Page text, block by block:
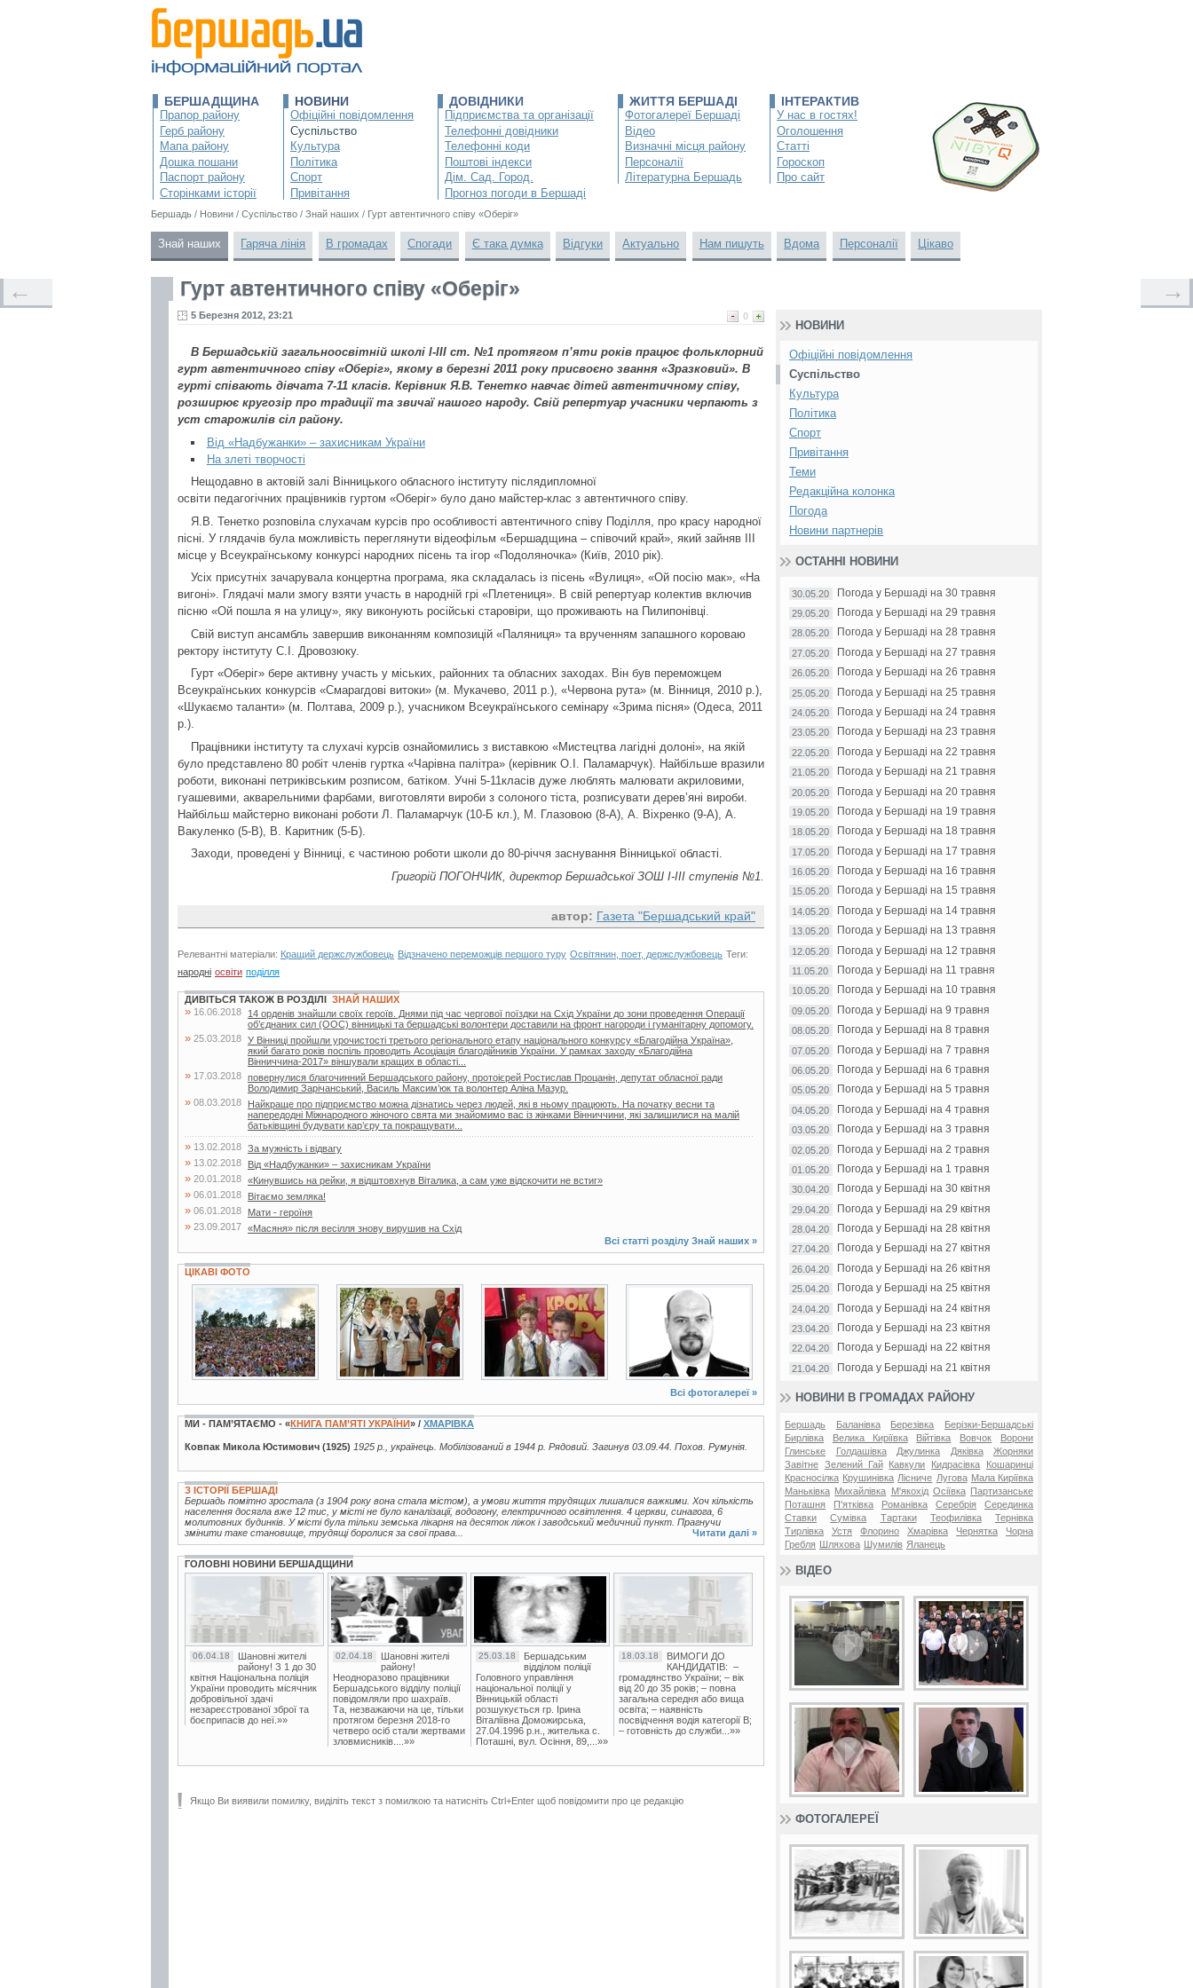
БЕРШАДЩИНА
Прапор району
Герб району
Мапа району
Дошка пошани
Паспорт району
Сторінками історії
НОВИНИ
Офіційні повідомлення
Суспільство
Культура
Політика
Спорт
Привітання
ДОВІДНИКИ
Підприємства та організації
Телефонні довідники
Телефонні коди
Поштові індекси
Дім. Сад. Город.
Прогноз погоди в Бершаді
ЖИТТЯ БЕРШАДІ
Фотогалереї Бершаді
Відео
Визначні місця району
Персоналії
Літературна Бершадь
ІНТЕРАКТИВ
У нас в гостях!
Оголошення
Статті
Гороскоп
Про сайт
Бершадь / Новини / Суспільство / Знай наших / Гурт автентичного співу «Оберіг»
Знай наших Гаряча лінія В громадах Спогади Є така думка Відгуки Актуально Нам пишуть Вдома Персоналії Цікаво
Гурт автентичного співу «Оберіг»
0
5 Березня 2012, 23:21
В Бершадській загальноосвітній школі І-ІІІ ст. №1 протягом п’яти років працює фольклорний
гурт автентичного співу «Оберіг», якому в березні 2011 року присвоєно звання «Зразковий». В
гурті співають дівчата 7-11 класів. Керівник Я.В. Тенетко навчає дітей автентичному співу,
розширює кругозір про традиції та звичаї нашого народу. Свій репертуар учасники черпають з
уст старожилів сіл району.
Від «Надбужанки» – захисникам України
На злеті творчості
Нещодавно в актовій залі Вінницького обласного інституту післядипломної
освіти педагогічних працівників гуртом «Оберіг» було дано майстер-клас з автентичного співу.
Я.В. Тенетко розповіла слухачам курсів про особливості автентичного співу Поділля, про красу народної
пісні. У глядачів була можливість переглянути відеофільм «Бершадщина – співочий край», який зайняв ІІІ
місце у Всеукраїнському конкурсі народних пісень та ігор «Подоляночка» (Київ, 2010 рік).
Усіх присутніх зачарувала концертна програма, яка складалась із пісень «Вулиця», «Ой посію мак», «На
вигоні». Глядачі мали змогу взяти участь в народній грі «Плетениця». В свій репертуар колектив включив
пісню «Ой пошла я на улицу», яку виконують російські старовіри, що проживають на Пилипонівці.
Свій виступ ансамбль завершив виконанням композицій «Паляниця» та врученням запашного короваю
ректору інституту С.І. Дровозюку.
Гурт «Оберіг» бере активну участь у міських, районних та обласних заходах. Він був переможцем
Всеукраїнських конкурсів «Смарагдові витоки» (м. Мукачево, 2011 р.), «Червона рута» (м. Вінниця, 2010 р.),
«Шукаємо таланти» (м. Полтава, 2009 р.), учасником Всеукраїнського семінару «Зрима пісня» (Одеса, 2011
р.).
Працівники інституту та слухачі курсів ознайомились з виставкою «Мистецтва лагідні долоні», на якій
було представлено 80 робіт членів гуртка «Чарівна палітра» (керівник О.І. Паламарчук). Найбільше вразили
роботи, виконані петриківським розписом, батіком. Учні 5-11класів дуже люблять малювати акриловими,
гуашевими, акварельними фарбами, виготовляти вироби з солоного тіста, розписувати дерев’яні вироби.
Найбільш майстерно виконані роботи Л. Паламарчук (10-Б кл.), М. Глазовою (8-А), А. Віхренко (9-А), А.
Вакуленко (5-В), В. Каритник (5-Б).
Заходи, проведені у Вінниці, є частиною роботи школи до 80-річчя заснування Вінницької області.
Григорій ПОГОНЧИК, директор Бершадської ЗОШ І-ІІІ ступенів №1.
автор: Газета "Бершадський край"
Релевантні матеріали: Кращий держслужбовець Відзначено переможців першого туру Освітянин, поет, держслужбовець Теги:
народні освіти поділля
← →
ДИВІТЬСЯ ТАКОЖ В РОЗДІЛІ ЗНАЙ НАШИХ
» 16.06.2018
14 орденів знайшли своїх героїв. Днями під час чергової поїздки на Схід України до зони проведення Операції
об’єднаних сил (ООС) вінницькі та бершадські волонтери доставили на фронт нагороди і гуманітарну допомогу.
» 25.03.2018 У Вінниці пройшли урочистості третього регіонального етапу національного конкурсу «Благодійна Україна»,
який багато років поспіль проводить Асоціація благодійників України. У рамках заходу «Благодійна
Вінниччина-2017» віншували кращих в області...
» 17.03.2018 повернулися благочинний Бершадського району, протоієрей Ростислав Процанін, депутат обласної ради
Володимир Зарічанський, Василь Максим’юк та волонтер Аліна Мазур.
» 08.03.2018
Найкраще про підприємство можна дізнатись через людей, які в ньому працюють. На початку весни та
напередодні Міжнародного жіночого свята ми знайомимо вас із жінками Вінниччини, які залишилися на малій
батьківщині будувати кар’єру та покращувати...
» 13.02.2018 За мужність і відвагу
» 13.02.2018 Від «Надбужанки» – захисникам України
» 20.01.2018 «Кинувшись на рейки, я відштовхнув Віталика, а сам уже відскочити не встиг»
» 06.01.2018 Вітаємо земляка!
» 06.01.2018 Мати - героїня
» 23.09.2017 «Масяня» після весілля знову вирушив на Схід
Всі статті розділу Знай наших »
ЦІКАВІ ФОТО
28 фото 7 фото 10 фото 2 фото
Всі фотогалереї »
МИ - ПАМ’ЯТАЄМО - «КНИГА ПАМ’ЯТІ УКРАЇНИ» / ХМАРІВКА
Ковпак Микола Юстимович (1925) 1925 р., українець. Мобілізований в 1944 р. Рядовий. Загинув 03.09.44. Похов. Румунія.
З ІСТОРІЇ БЕРШАДІ
Бершадь помітно зростала (з 1904 року вона стала містом), а умови життя трудящих лишалися важкими. Хоч кількість
населення досягла вже 12 тис, у місті не було каналізації, водогону, електричного освітлення. 4 церкви, синагога, 6
молитовних будинків. У місті була тільки земська лікарня на десяток ліжок і заводський медичний пункт. Прагнучи
змінити таке становище, трудящі боролися за свої права...
Читати далі »
ГОЛОВНІ НОВИНИ БЕРШАДЩИНИ
06.04.18
Шановні жителі
району! З 1 до 30
квітня Національна поліція
України проводить місячник
добровільної здачі
незареєстрованої зброї та
боєприпасів до неї.»»
02.04.18
Шановні жителі
району!
Неодноразово працівники
Бершадського відділу поліції
повідомляли про шахраїв.
Та, незважаючи на це, тільки
протягом березня 2018-го
четверо осіб стали жертвами
зловмисників....»»
25.03.18
Бершадським
відділом поліції
Головного управління
національної поліції у
Вінницькій області
розшукується гр. Ірина
Віталіївна Доможирська,
27.04.1996 р.н., жителька с.
Поташні, вул. Осіння, 89,...»»
18.03.18
ВИМОГИ ДО
КАНДИДАТІВ: –
громадянство України; – вік
від 20 до 35 років; – повна
загальна середня або вища
освіта; – наявність
посвідчення водія категорії В;
– готовність до служби...»»
Якщо Ви виявили помилку, виділіть текст з помилкою та натисніть Ctrl+Enter щоб повідомити про це редакцію
НОВИНИ
Офіційні повідомлення
Суспільство
Культура
Політика
Спорт
Привітання
Теми
Редакційна колонка
Погода
Новини партнерів
ОСТАННІ НОВИНИ
30.05.20 Погода у Бершаді на 30 травня
29.05.20 Погода у Бершаді на 29 травня
28.05.20 Погода у Бершаді на 28 травня
27.05.20 Погода у Бершаді на 27 травня
26.05.20 Погода у Бершаді на 26 травня
25.05.20 Погода у Бершаді на 25 травня
24.05.20 Погода у Бершаді на 24 травня
23.05.20 Погода у Бершаді на 23 травня
22.05.20 Погода у Бершаді на 22 травня
21.05.20 Погода у Бершаді на 21 травня
20.05.20 Погода у Бершаді на 20 травня
19.05.20 Погода у Бершаді на 19 травня
18.05.20 Погода у Бершаді на 18 травня
17.05.20 Погода у Бершаді на 17 травня
16.05.20 Погода у Бершаді на 16 травня
15.05.20 Погода у Бершаді на 15 травня
14.05.20 Погода у Бершаді на 14 травня
13.05.20 Погода у Бершаді на 13 травня
12.05.20 Погода у Бершаді на 12 травня
11.05.20 Погода у Бершаді на 11 травня
10.05.20 Погода у Бершаді на 10 травня
09.05.20 Погода у Бершаді на 9 травня
08.05.20 Погода у Бершаді на 8 травня
07.05.20 Погода у Бершаді на 7 травня
06.05.20 Погода у Бершаді на 6 травня
05.05.20 Погода у Бершаді на 5 травня
04.05.20 Погода у Бершаді на 4 травня
03.05.20 Погода у Бершаді на 3 травня
02.05.20 Погода у Бершаді на 2 травня
01.05.20 Погода у Бершаді на 1 травня
30.04.20 Погода у Бершаді на 30 квітня
29.04.20 Погода у Бершаді на 29 квітня
28.04.20 Погода у Бершаді на 28 квітня
27.04.20 Погода у Бершаді на 27 квітня
26.04.20 Погода у Бершаді на 26 квітня
25.04.20 Погода у Бершаді на 25 квітня
24.04.20 Погода у Бершаді на 24 квітня
23.04.20 Погода у Бершаді на 23 квітня
22.04.20 Погода у Бершаді на 22 квітня
21.04.20 Погода у Бершаді на 21 квітня
НОВИНИ В ГРОМАДАХ РАЙОНУ
Бершадь Баланівка Березівка
Берізки-Бершадські
Бирлівка
Велика Киріївка Війтівка Вовчок
Ворони
Глинське
Голдашівка Джулинка Дяківка
Жорняки
Завітне Зелений Гай Кавкули Кидрасівка
Кошаринці
Красносілка Крушинівка Лісниче Лугова Мала Киріївка
Маньківка Михайлівка М'якохід Осіївка
Партизанське
Поташня
П'ятківка Романівка Серебрія
Серединка
Ставки
Сумівка Тартаки Теофилівка
Тернівка
Тирлівка
Устя Флорино Хмарівка Чернятка
Чорна
Гребля
Шляхова Шумилів Яланець
ВІДЕО
ФОТОГАЛЕРЕЇ